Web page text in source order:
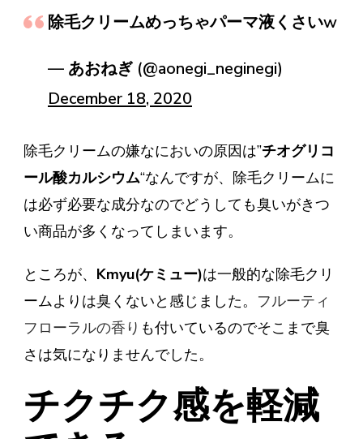
除毛クリームめっちゃパーマ液くさいw
— あおねぎ (@aonegi_neginegi)
December 18, 2020
除毛クリームの嫌なにおいの原因は”チオグリコ
ール酸カルシウム“なんですが、除毛クリームに
は必ず必要な成分なのでどうしても臭いがきつ
い商品が多くなってしまいます。
ところが、 Kmyu(ケミュー)は一般的な除毛クリ
ームよりは臭くないと感じました。 フルーティ
フローラルの香り も付いているのでそこまで臭
さは気になりませんでした。
チクチク感を軽減